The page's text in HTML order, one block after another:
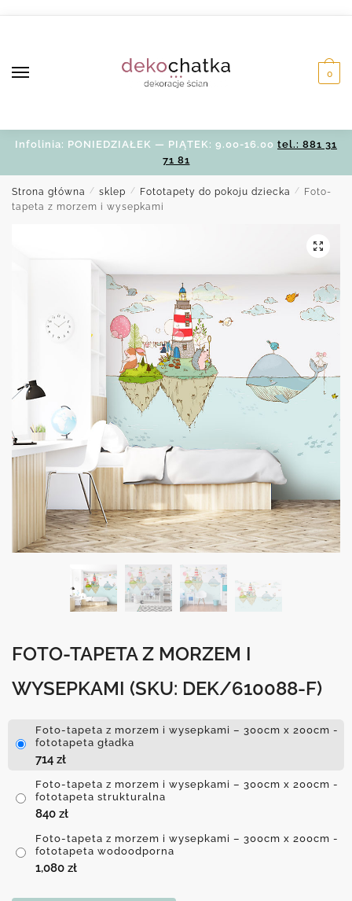
0
Infolinia: PONIEDZIAŁEK — PIĄTEK: 9.00-16.00 tel.: 881 31
71 81
Strona główna / sklep / Fototapety do pokoju dziecka /
Foto-
tapeta z morzem i wysepkami
FOTO-TAPETA Z MORZEM I
WYSEPKAMI (SKU: DEK/610088-F)
Foto-tapeta z morzem i wysepkami – 300cm x 200cm -
fototapeta gładka
714 zł
Foto-tapeta z morzem i wysepkami – 300cm x 200cm -
fototapeta strukturalna
840 zł
Foto-tapeta z morzem i wysepkami – 300cm x 200cm -
fototapeta wodoodporna
1,080 zł